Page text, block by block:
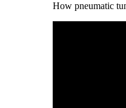
How pneumatic